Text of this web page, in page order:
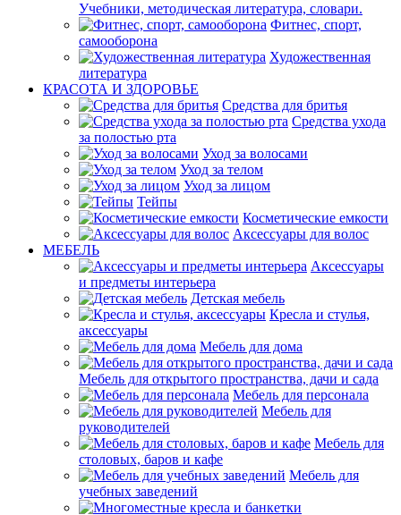
Учебники, методическая литература, словари.
Фитнес, спорт,
самооборона
Художественная
литература
КРАСОТА И ЗДОРОВЬЕ
Средства для бритья
Средства ухода
за полостью рта
Уход за волосами
Уход за телом
Уход за лицом
Тейпы
Косметические емкости
Аксессуары для волос
МЕБЕЛЬ
Аксессуары
и предметы интерьера
Детская мебель
Кресла и стулья,
аксессуары
Мебель для дома
Мебель для открытого пространства, дачи и сада
Мебель для персонала
Мебель для
руководителей
Мебель для
столовых, баров и кафе
Мебель для
учебных заведений